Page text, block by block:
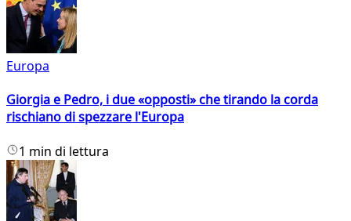
Europa
Giorgia e Pedro, i due «opposti» che tirando la corda
rischiano di spezzare l'Europa
1 min di lettura